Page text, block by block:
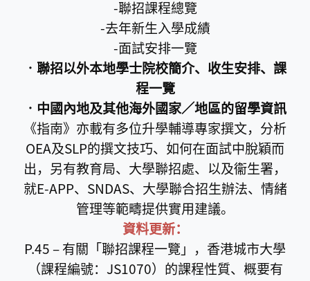
-聯招課程總覽
-去年新生入學成績
-面試安排一覽
‧聯招以外本地學士院校簡介、收生安排、課
程一覽
‧中國內地及其他海外國家／地區的留學資訊
《指南》亦載有多位升學輔導專家撰文，分析
OEA及SLP的撰文技巧、如何在面試中脫穎而
出，另有教育局、大學聯招處、以及衞生署，
就E-APP、SNDAS、大學聯合招生辦法、情緒
管理等範疇提供實用建議。
資料更新：
P.45 – 有關「聯招課程一覽」，香港城市大學
（課程編號：JS1070）的課程性質、概要有